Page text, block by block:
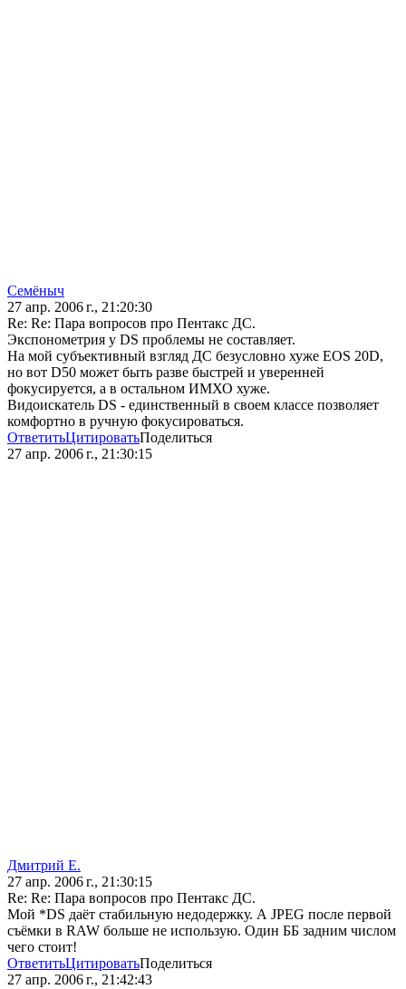
Семёныч
27 апр. 2006 г., 21:20:30
Re: Re: Пара вопросов про Пентакс ДС.
Экспонометрия у DS проблемы не составляет.
На мой субъективный взгляд ДС безусловно хуже EOS 20D,
но вот D50 может быть разве быстрей и уверенней
фокусируется, а в остальном ИМХО хуже.
Видоискатель DS - единственный в своем классе позволяет
комфортно в ручную фокусироваться.
ОтветитьЦитироватьПоделиться
27 апр. 2006 г., 21:30:15
Дмитрий Е.
27 апр. 2006 г., 21:30:15
Re: Re: Пара вопросов про Пентакс ДС.
Мой *DS даёт стабильную недодержку. А JPEG после первой
съёмки в RAW больше не использую. Один ББ задним числом
чего стоит!
ОтветитьЦитироватьПоделиться
27 апр. 2006 г., 21:42:43